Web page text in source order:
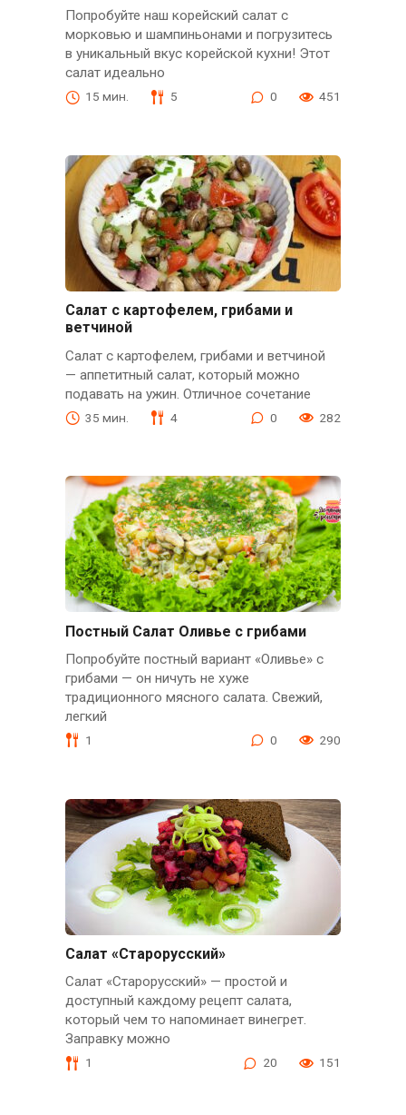
Попробуйте наш корейский салат с
морковью и шампиньонами и погрузитесь
в уникальный вкус корейской кухни! Этот
салат идеально
15 мин. 5 0 451
Салат с картофелем, грибами и
ветчиной
Салат с картофелем, грибами и ветчиной
— аппетитный салат, который можно
подавать на ужин. Отличное сочетание
35 мин. 4 0 282
Постный Салат Оливье с грибами
Попробуйте постный вариант «Оливье» с
грибами — он ничуть не хуже
традиционного мясного салата. Свежий,
легкий
1 0 290
Салат «Старорусский»
Салат «Старорусский» — простой и
доступный каждому рецепт салата,
который чем то напоминает винегрет.
Заправку можно
1 20 151